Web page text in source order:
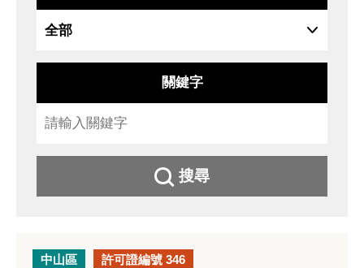
關鍵字
搜尋
中山區 許可證編號 346